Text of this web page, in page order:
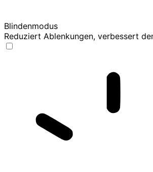
Blindenmodus
Reduziert Ablenkungen, verbessert